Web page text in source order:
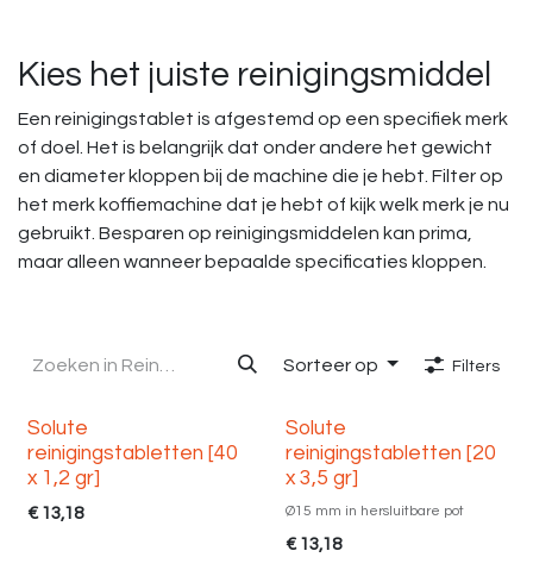
Kies het juiste reinigingsmiddel
Een reinigingstablet is afgestemd op een specifiek merk
of doel. Het is belangrijk dat onder andere het gewicht
en diameter kloppen bij de machine die je hebt. Filter op
het merk koffiemachine dat je hebt of kijk welk merk je nu
gebruikt. Besparen op reinigingsmiddelen kan prima,
maar alleen wanneer bepaalde specificaties kloppen.
Sorteer op Filters
Nieuw!
Solute
reinigingstabletten [40
x 1,2 gr]
€ 13,18
Solute
reinigingstabletten [20
x 3,5 gr]
Ø15 mm in hersluitbare pot
€ 13,18